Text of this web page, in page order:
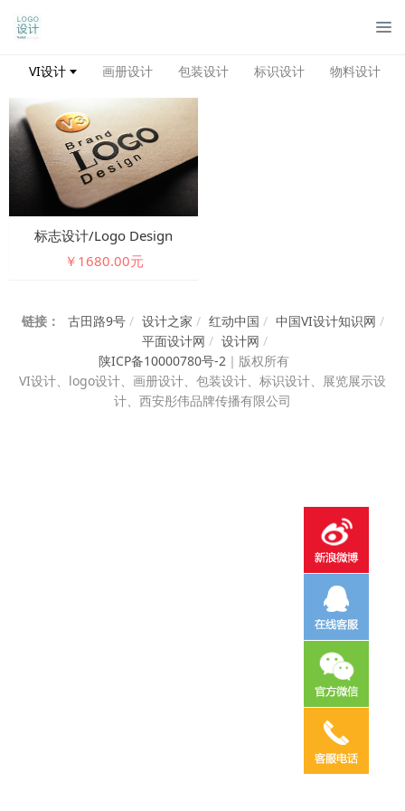
VI设计 画册设计 包装设计 标识设计 物料设计
标志设计/logo Design
￥1680.00元
链接： 古田路9号 / 设计之家 / 红动中国 / 中国VI设计知识网 /
平面设计网 / 设计网 /
陕ICP备10000780号-2 ｜ 版权所有
VI设计、 logo设计、画册设计、包装设计、标识设计、展览展示设
计、西安彤伟品牌传播有限公司